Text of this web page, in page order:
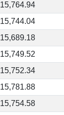
15,764.94 درهم إماراتي
15,744.04 درهم إماراتي
15,689.18 درهم إماراتي
15,749.52 درهم إماراتي
15,752.34 درهم إماراتي
15,781.88 درهم إماراتي
15,754.58 درهم إماراتي